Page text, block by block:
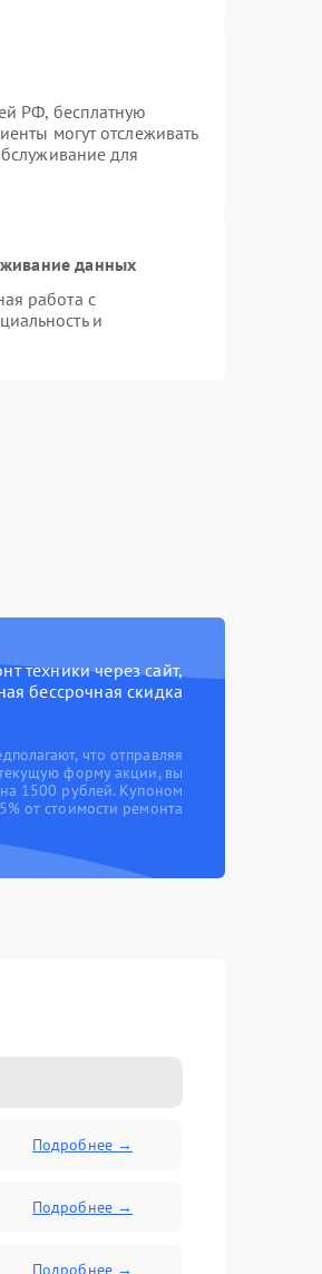
РФ, бесплатную
могут отслеживать
для
данных
работа с
и
техники через сайт,
бессрочная скидка
что отправляя
форму акции, вы
1500 рублей. Купоном
от стоимости ремонта
Подробнее →
Подробнее →
Подробнее →